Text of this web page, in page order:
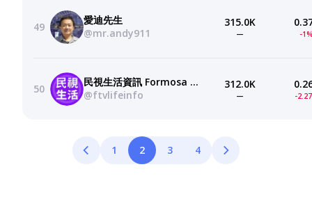
49
愛迪先生
@mr.andy911
315.0K
— -
50
民視生活資訊 Formosa TV Life
@ftvlifeinfo
312.0K
— -
1 2 3 4